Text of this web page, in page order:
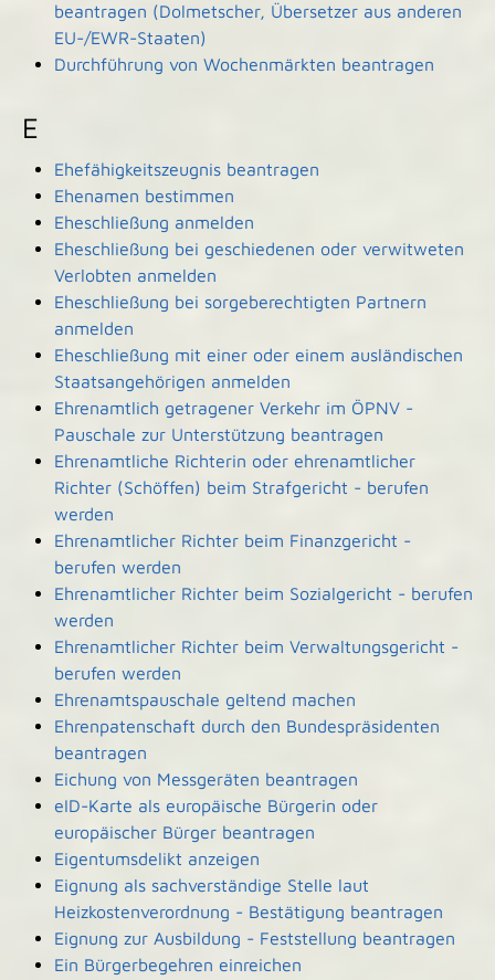
beantragen (Dolmetscher, Übersetzer aus anderen
EU-/EWR-Staaten)
Durchführung von Wochenmärkten beantragen
E
Ehefähigkeitszeugnis beantragen
Ehenamen bestimmen
Eheschließung anmelden
Eheschließung bei geschiedenen oder verwitweten
Verlobten anmelden
Eheschließung bei sorgeberechtigten Partnern
anmelden
Eheschließung mit einer oder einem ausländischen
Staatsangehörigen anmelden
Ehrenamtlich getragener Verkehr im ÖPNV -
Pauschale zur Unterstützung beantragen
Ehrenamtliche Richterin oder ehrenamtlicher
Richter (Schöffen) beim Strafgericht - berufen
werden
Ehrenamtlicher Richter beim Finanzgericht -
berufen werden
Ehrenamtlicher Richter beim Sozialgericht - berufen
werden
Ehrenamtlicher Richter beim Verwaltungsgericht -
berufen werden
Ehrenamtspauschale geltend machen
Ehrenpatenschaft durch den Bundespräsidenten
beantragen
Eichung von Messgeräten beantragen
eID-Karte als europäische Bürgerin oder
europäischer Bürger beantragen
Eigentumsdelikt anzeigen
Eignung als sachverständige Stelle laut
Heizkostenverordnung - Bestätigung beantragen
Eignung zur Ausbildung - Feststellung beantragen
Ein Bürgerbegehren einreichen